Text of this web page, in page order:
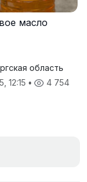
масло
область
12:15 • 4 754